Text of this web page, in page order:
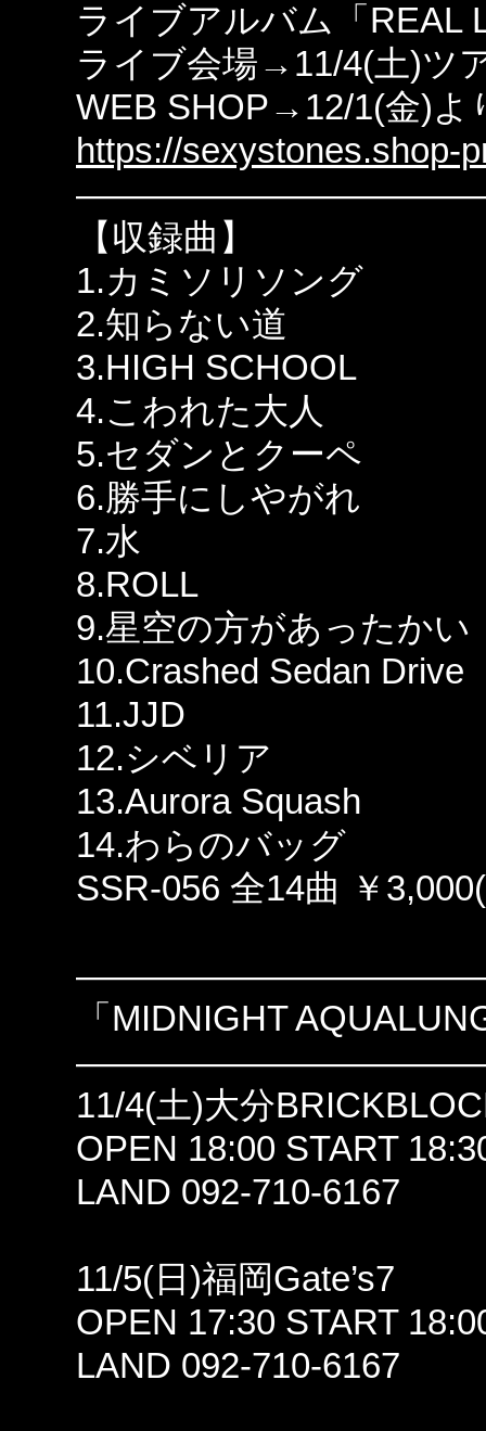
ライブアルバム「REAL
ライブ会場→11/4(土)ツ
WEB SHOP→12/1(金)よ
https://sexystones.shop-
【収録曲】
1.カミソリソング
2.知らない道
3.HIGH SCHOOL
4.こわれた大人
5.セダンとクーペ
6.勝手にしやがれ
7.水
8.ROLL
9.星空の方があったかい
10.Crashed Sedan Drive
11.JJD
12.シベリア
13.Aurora Squash
14.わらのバッグ
SSR-056 全14曲 ￥
「MIDNIGHT
11/4(土)大分
OPEN 18:00 START
LAND 092-710-6167
11/5(日)福岡Gate’s7
OPEN 17:30 START
LAND 092-710-6167